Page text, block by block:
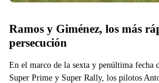
Ramos y Giménez, los más
persecución
En el marco de la sexta y penúltima fecha
Super Prime y Super Rally, los pilotos